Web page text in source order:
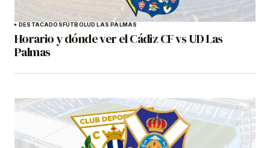
DESTACADOSFÚTBOLUD LAS PALMAS
Horario y dónde ver el Cádiz CF vs UD Las
Palmas